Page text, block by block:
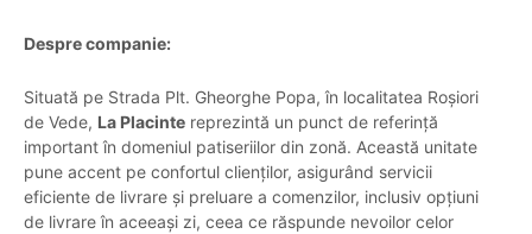
Despre companie:
Situată pe Strada Plt. Gheorghe Popa, în localitatea Roșiori
de Vede, La Placinte reprezintă un punct de referință
important în domeniul patiseriilor din zonă. Această unitate
pune accent pe confortul clienților, asigurând servicii
eficiente de livrare și preluare a comenzilor, inclusiv opțiuni
de livrare în aceeași zi, ceea ce răspunde nevoilor celor